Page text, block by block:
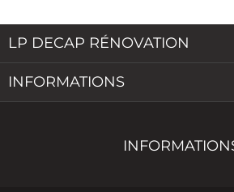
LP DECAP RÉNOVATION
INFORMATIONS